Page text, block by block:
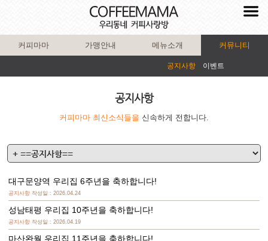
커피마마 가맹안내 메뉴소개 커뮤니티
공지사항 이벤트
공지사항
커피마마 최신소식들을 신속하게 전합니다.
대구문양역 우리집 6주년을 축하합니다!
공지사항 작성일 : 2026.04.24
성남태평 우리집 10주년을 축하합니다!
공지사항 작성일 : 2026.04.19
마산완월 우리집 11주년을 축하합니다!